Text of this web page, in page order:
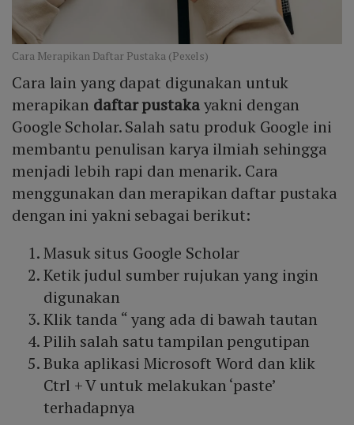
Cara Merapikan Daftar Pustaka (Pexels)
Cara lain yang dapat digunakan untuk
merapikan daftar pustakayakni dengan
Google Scholar. Salah satu produk Google ini
membantu penulisan karya ilmiah sehingga
menjadi lebih rapi dan menarik. Cara
menggunakan dan merapikan daftar pustaka
dengan ini yakni sebagai berikut:
Masuk situs Google Scholar
Ketik judul sumber rujukan yang ingin
digunakan
Klik tanda “ yang ada di bawah tautan
Pilih salah satu tampilan pengutipan
Buka aplikasi Microsoft Word dan klik
Ctrl + V untuk melakukan ‘paste’
terhadapnya